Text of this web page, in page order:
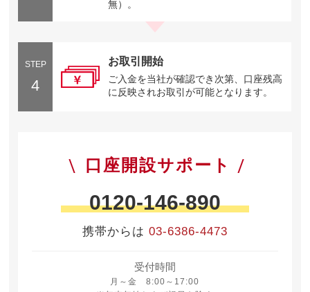
無）。
STEP
4
お取引開始
ご入金を当社が確認でき次第、口座残高
に反映されお取引が可能となります。
口座開設サポート
0120-146-890
携帯からは 03-6386-4473
受付時間
月～金 8:00～17:00
月曜日から金曜日 8時から17時